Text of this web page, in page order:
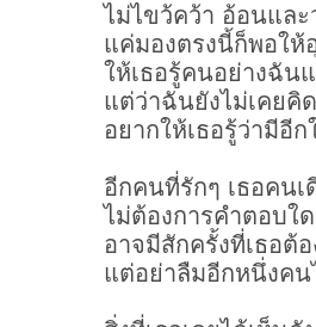
ไม่ไขว้คว้า อ้อนแล
แค่มองตรงนี้ก็พอให้
ให้เธอรู้คนอย่างฉัน
แต่ว่าฉันยังไม่เคยคิ
อยากให้เธอรู้ว่ามีอีก
อีกคนที่รักๆ เธอคนเ
ไม่ต้องการคำตอบใ
อาจมีสักครั้งที่เธอต้
แต่อย่าลืมอีกหนึ่งคน